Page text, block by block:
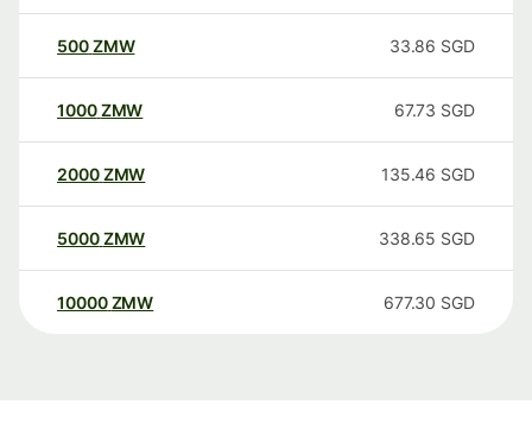
500ZMW 33.86 SGD
1000ZMW 67.73 SGD
2000ZMW 135.46 SGD
5000ZMW 338.65 SGD
10000 ZMW 677.30 SGD